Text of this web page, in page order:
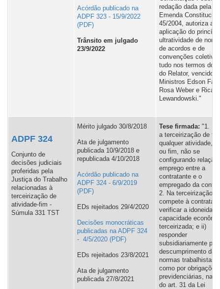
Acórdão publicado na
ADPF 323 - 15/9/2022
Trânsito em julgado
23/9/2022
redação dada pela
Emenda
45/2004, autoriza a
aplicação do
ultratividade de
de acordos e de
convenções
tudo nos termos do
do Relator, vencidos
Ministros Edson
Rosa Weber e
Lewandowski."
ADPF 324
Conjunto de
decisões judiciais
proferidas pela
Justiça do Trabalho
relacionadas à
terceirização de
atividade-fim -
Súmula 331 TST
Mérito julgado 30/8/2018
Ata de julgamento
publicada 10/9/2018 e
republicada 4/10/2018
Acórdão publicado na
ADPF 324 - 6/9/2019
EDs rejeitados 29/4/2020
Decisões monocráticas
publicadas na ADPF 324
- 4/5/2020
EDs rejeitados 23/8/2021
Ata de julgamento
publicada 27/8/2021
Tese firmada: "1. É
a terceirização de
qualquer atividade,
ou fim, não se
configurando relação
emprego entre a
contratante e o
empregado da
2. Na terceirização,
compete à
verificar a
capacidade
terceirizada; e ii)
responder
subsidiariamente
descumprimento das
normas trabalhistas,
como por obrigações
previdenciárias, na
do art. 31 da Lei